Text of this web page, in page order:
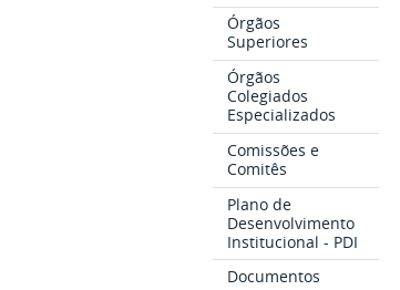
Órgãos
Superiores
Órgãos
Colegiados
Especializados
Comissões e
Comitês
Plano de
Desenvolvimento
Institucional - PDI
Documentos